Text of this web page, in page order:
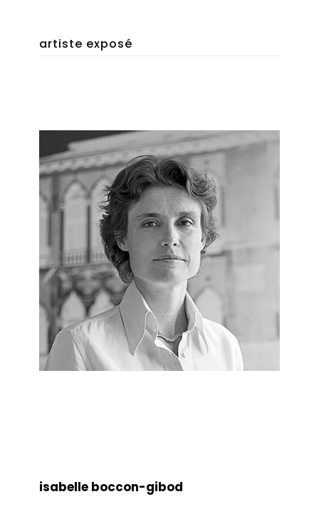
artiste exposé
isabelle boccon-gibod